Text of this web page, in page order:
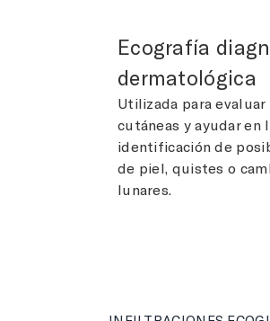
Ecografía
dermatológica
Utilizada para evaluar
cutáneas y ayudar en
identificación de
de piel, quistes o
lunares.